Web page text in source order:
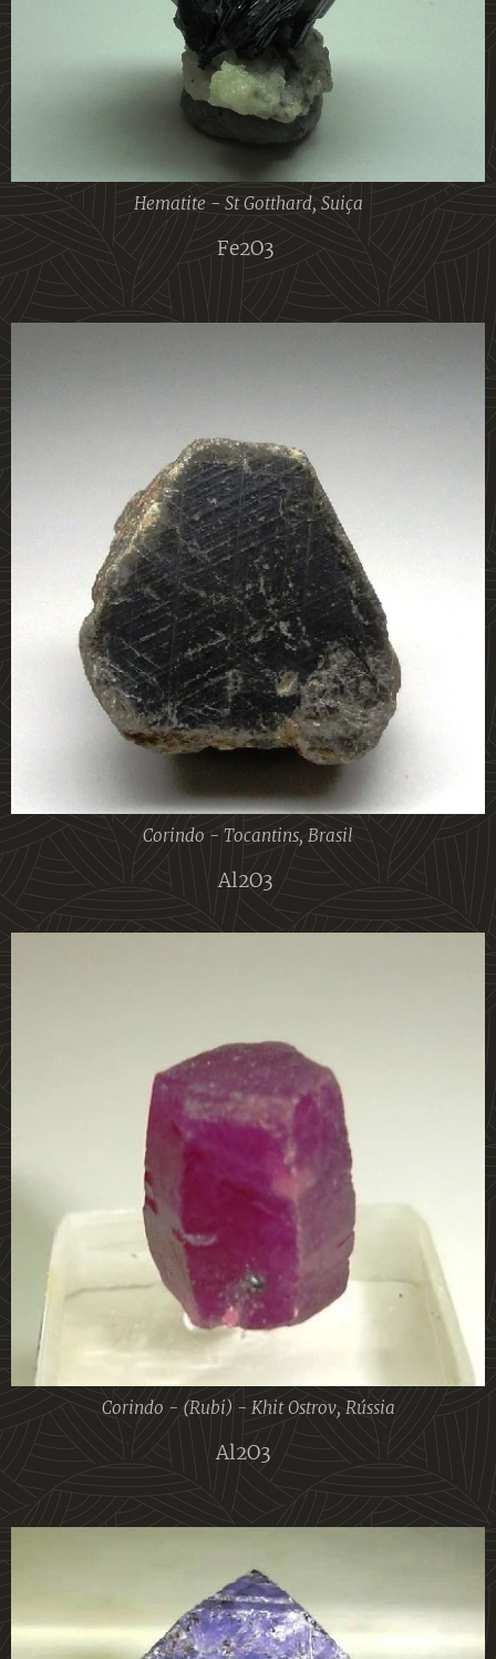
Hematite - St Gotthard, Suiça
Fe2O3
Corindo - Tocantins, Brasil
Al2O3
Corindo - (Rubi) - Khit Ostrov, Rússia
Al2O3